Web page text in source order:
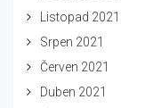
Listopad 2021
Srpen 2021
Červen 2021
Duben 2021